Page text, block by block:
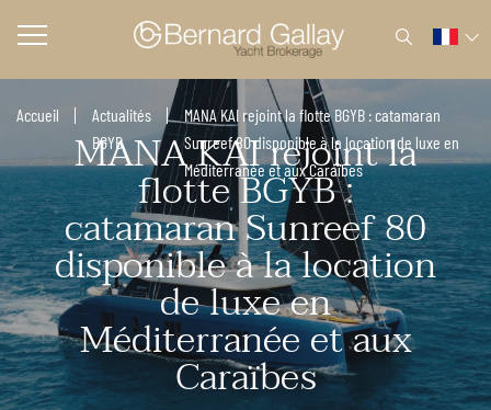
Accueil
Actualités
BGYB
MANA KAI rejoint la flotte BGYB : catamaran
Sunreef 80 disponible à la location de luxe en
Méditerranée et aux Caraïbes
MANA KAI rejoint la
flotte BGYB :
catamaran Sunreef 80
disponible à la location
de luxe en
Méditerranée et aux
Caraïbes